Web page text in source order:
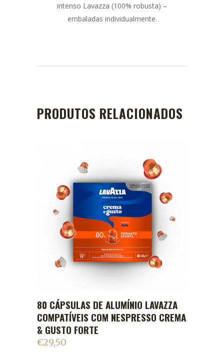
intenso Lavazza (100% robusta) –
embaladas individualmente.
PRODUTOS RELACIONADOS
ADICIONAR AO CARRINHO
80 CÁPSULAS DE ALUMÍNIO LAVAZZA
COMPATÍVEIS COM NESPRESSO CREMA
& GUSTO FORTE
€29,50